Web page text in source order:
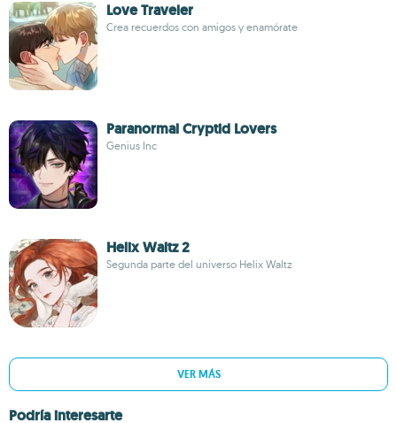
Love Traveler
Crea recuerdos con amigos y enamórate
Paranormal Cryptid Lovers
Genius Inc
Helix Waltz 2
Segunda parte del universo Helix Waltz
VER MÁS
Podría interesarte